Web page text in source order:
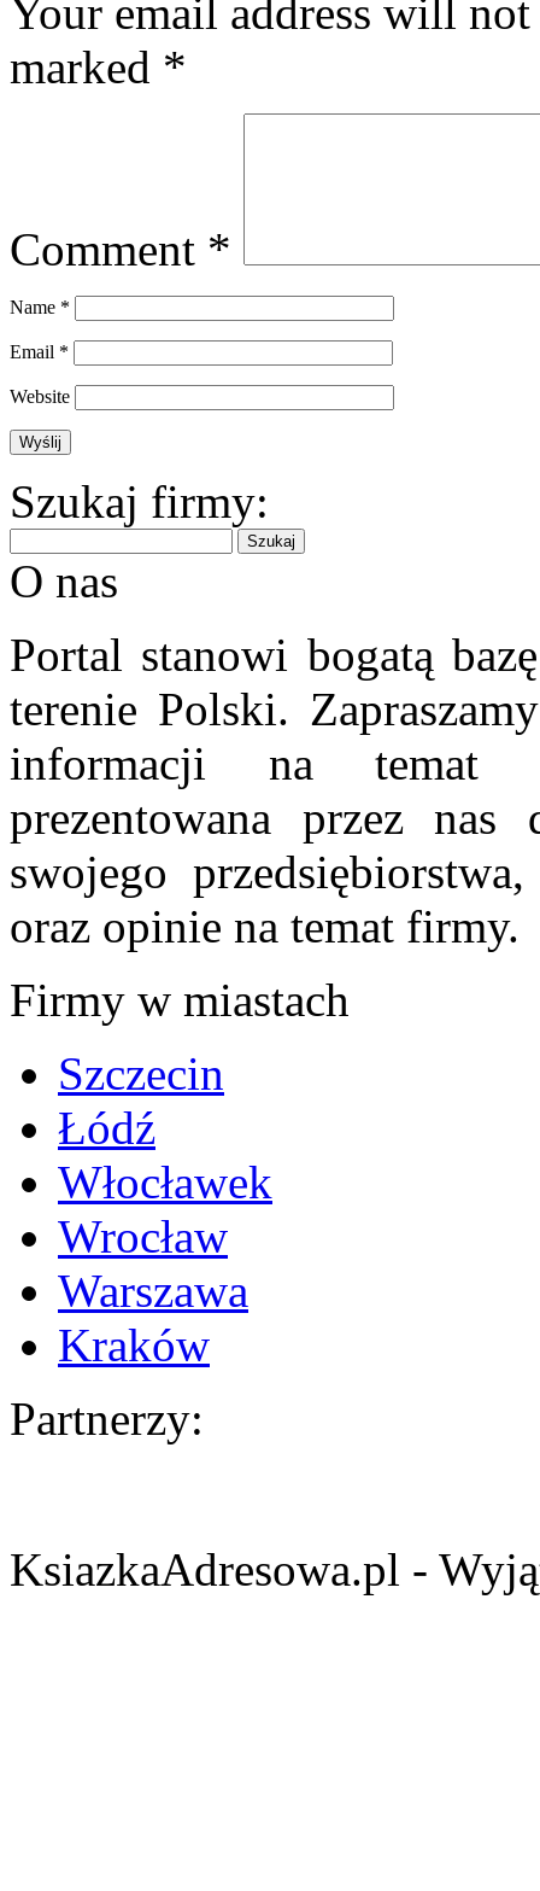
Your email address will
marked *
Comment *
Name *
Email *
Website
Szukaj firmy:
O nas
Portal stanowi bogatą
terenie Polski.
informacji na temat
prezentowana przez nas
swojego
oraz opinie na temat firmy.
Firmy w miastach
Szczecin
Łódź
Włocławek
Wrocław
Warszawa
Kraków
Partnerzy:
KsiazkaAdresowa.pl -